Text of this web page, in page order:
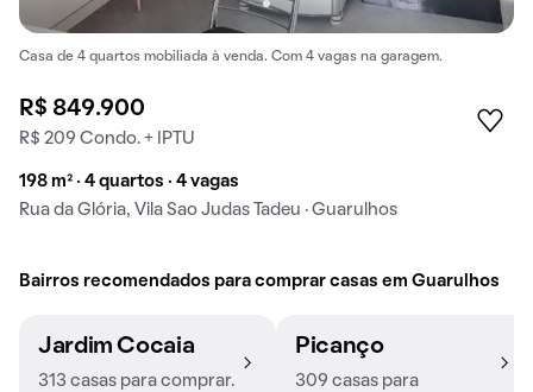
Casa de 4 quartos mobiliada à venda. Com 4 vagas na garagem.
R$ 849.900
R$ 209 Condo. + IPTU
198 m² · 4 quartos · 4 vagas
Rua da Glória, Vila Sao Judas Tadeu · Guarulhos
Bairros recomendados para comprar casas em Guarulhos
Jardim Cocaia
313 casas para comprar.
Picanço
309 casas para